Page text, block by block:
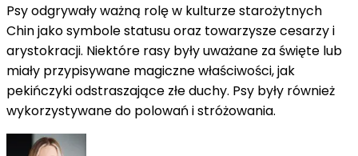
Psy odgrywały ważną rolę w kulturze starożytnych
Chin jako symbole statusu oraz towarzysze cesarzy i
arystokracji. Niektóre rasy były uważane za święte lub
miały przypisywane magiczne właściwości, jak
pekińczyki odstraszające złe duchy. Psy były również
wykorzystywane do polowań i stróżowania.